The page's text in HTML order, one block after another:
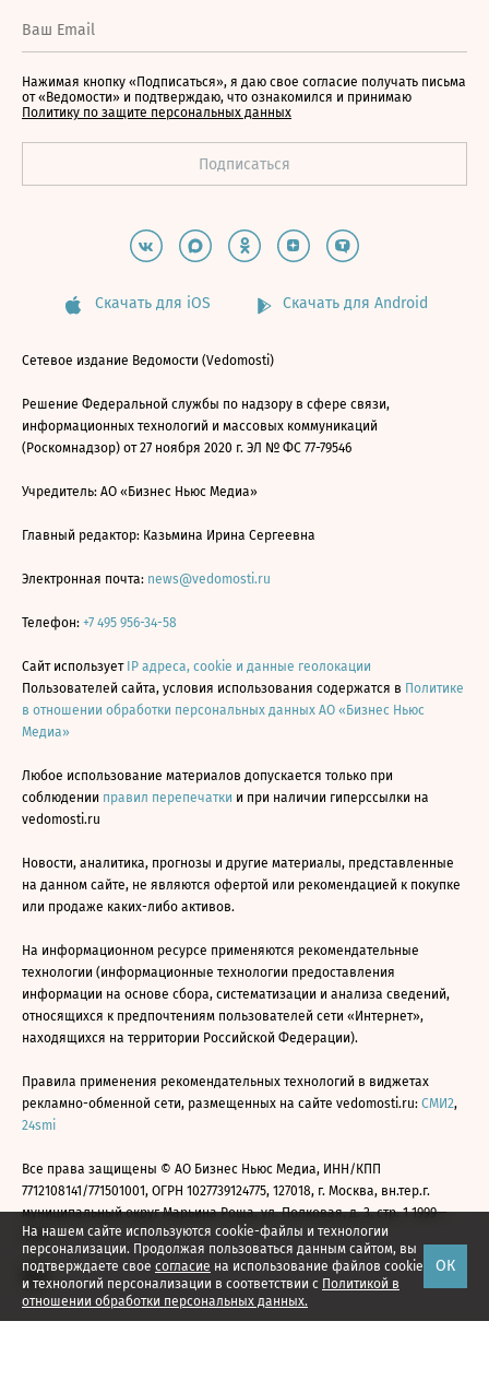
На нашем сайте используются cookie-файлы и технологии
персонализации. Продолжая пользоваться данным сайтом, вы
подтверждаете свое согласие на использование файлов cookie
и технологий персонализации в соответствии с Политикой в
отношении обработки персональных данных.
ОК
Нажимая кнопку «Подписаться», я даю свое согласие получать письма
от «Ведомости» и подтверждаю, что ознакомился и принимаю
Политику по защите персональных данных
Скачать для iOS Скачать для Android
Сетевое издание Ведомости (Vedomosti)
Решение Федеральной службы по надзору в сфере связи,
информационных технологий и массовых коммуникаций
(Роскомнадзор) от 27 ноября 2020 г. ЭЛ № ФС 77-79546
Учредитель: АО «Бизнес Ньюс Медиа»
Главный редактор: Казьмина Ирина Сергеевна
Электронная почта: news@vedomosti.ru
Телефон: +7 495 956-34-58
Сайт использует IP адреса, cookie и данные геолокации
Пользователей сайта, условия использования содержатся в Политике
в отношении обработки персональных данных АО «Бизнес Ньюс
Медиа»
Любое использование материалов допускается только при
соблюдении правил перепечатки и при наличии гиперссылки на
vedomosti.ru
Новости, аналитика, прогнозы и другие материалы, представленные
на данном сайте, не являются офертой или рекомендацией к покупке
или продаже каких-либо активов.
На информационном ресурсе применяются рекомендательные
технологии (информационные технологии предоставления
информации на основе сбора, систематизации и анализа сведений,
относящихся к предпочтениям пользователей сети «Интернет»,
находящихся на территории Российской Федерации).
Правила применения рекомендательных технологий в виджетах
рекламно-обменной сети, размещенных на сайте vedomosti.ru: СМИ2,
24smi
Все права защищены © АО Бизнес Ньюс Медиа, ИНН/КПП
7712108141/771501001, ОГРН 1027739124775, 127018, г. Москва, вн.тер.г.
муниципальный округ Марьина Роща, ул. Полковая, д. 3, стр. 1 1999—
2026